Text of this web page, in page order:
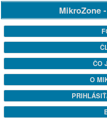
MikroZone
ČO
O